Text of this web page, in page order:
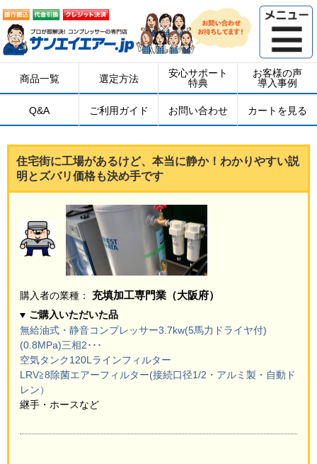
商品一覧 選定方法
安心サポート
特典
お客様の声
導入事例
Q&A ご利用ガイド お問い合わせ カートを見る
住宅街に工場があるけど、本当に静か！わかりやすい説
明とズバリ価格も決め手です
購入者の業種： 充填加工専門業（大阪府）
ご購入いただいた品
無給油式・静音コンプレッサー3.7kw(5馬力ドライヤ付)
(0.8MPa)三相2･･･
空気タンク120L ラインフィルター
LRV≧8除菌エアーフィルター(接続口径1/2・アルミ製・自動ド
レン）
継手・ホースなど